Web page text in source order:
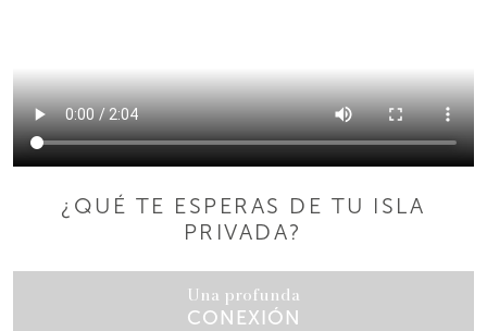
¿QUÉ TE ESPERAS DE TU ISLA
PRIVADA?
Una profunda
CONEXIÓN